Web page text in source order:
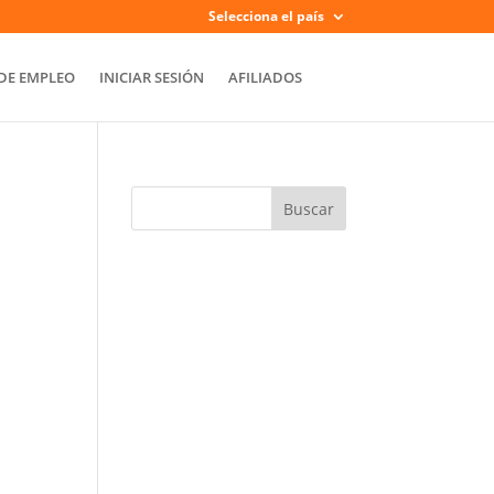
Selecciona el país
EMPLEO INICIAR SESIÓN AFILIADOS